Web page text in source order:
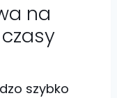
na
szybko